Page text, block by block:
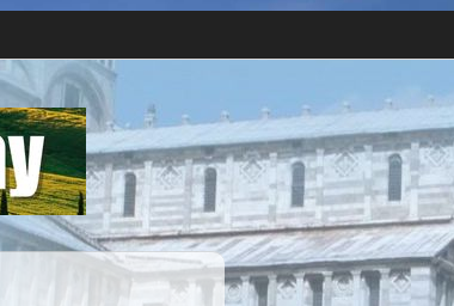
Share
Pisa
Italy